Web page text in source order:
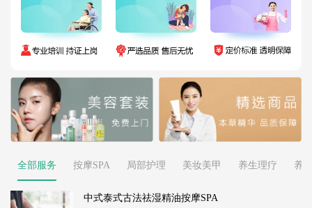
全部服务 按摩SPA 局部护理 美妆美甲 养生理疗 养
中式泰式古法祛湿精油按摩SPA